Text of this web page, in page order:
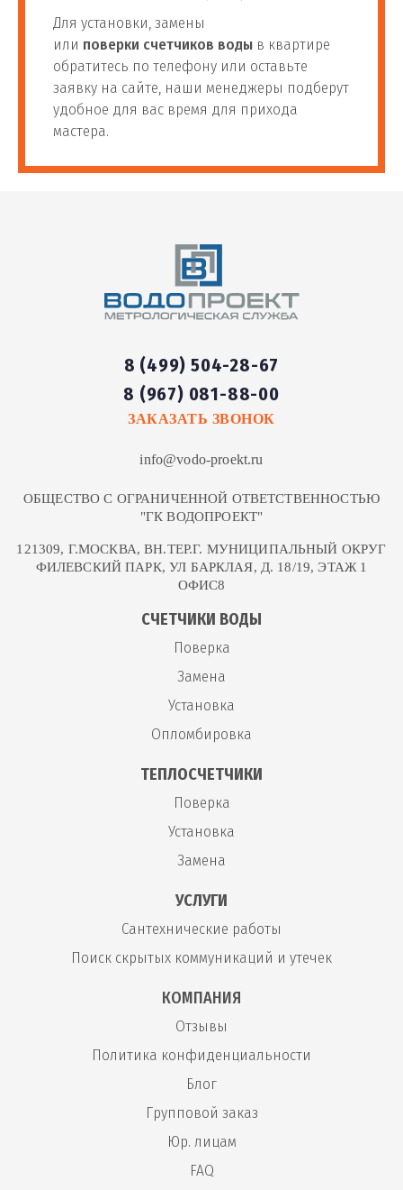
Для установки, замены
или поверки счетчиков воды в квартире
обратитесь по телефону или оставьте
заявку на сайте, наши менеджеры подберут
удобное для вас время для прихода
мастера.
8 (499) 504-28-67
8 (967) 081-88-00
ЗАКАЗАТЬ ЗВОНОК
info@vodo-proekt.ru
ОБЩЕСТВО С ОГРАНИЧЕННОЙ ОТВЕТСТВЕННОСТЬЮ
"ГК ВОДОПРОЕКТ"
121309, Г.МОСКВА, ВН.ТЕР.Г. МУНИЦИПАЛЬНЫЙ ОКРУГ
ФИЛЕВСКИЙ ПАРК, УЛ БАРКЛАЯ, Д. 18/19, ЭТАЖ 1
ОФИС8
СЧЕТЧИКИ ВОДЫ
Поверка
Замена
Установка
Опломбировка
ТЕПЛОСЧЕТЧИКИ
Поверка
Установка
Замена
УСЛУГИ
Сантехнические работы
Поиск скрытых коммуникаций и утечек
КОМПАНИЯ
Отзывы
Политика конфиденциальности
Блог
Групповой заказ
Юр. лицам
FAQ